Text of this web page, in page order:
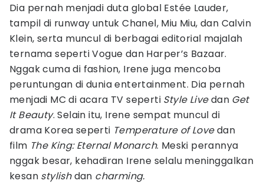
Dia pernah menjadi duta global Estée Lauder,
tampil di runway untuk Chanel, Miu Miu, dan Calvin
Klein, serta muncul di berbagai editorial majalah
ternama seperti Vogue dan Harper’s Bazaar.
Nggak cuma di fashion, Irene juga mencoba
peruntungan di dunia entertainment. Dia pernah
menjadi MC di acara TV seperti Style Livedan Get
It Beauty. Selain itu, Irene sempat muncul di
drama Korea seperti Temperature of Lovedan
film The King: Eternal Monarch. Meski perannya
nggak besar, kehadiran Irene selalu meninggalkan
kesan stylishdan charming.